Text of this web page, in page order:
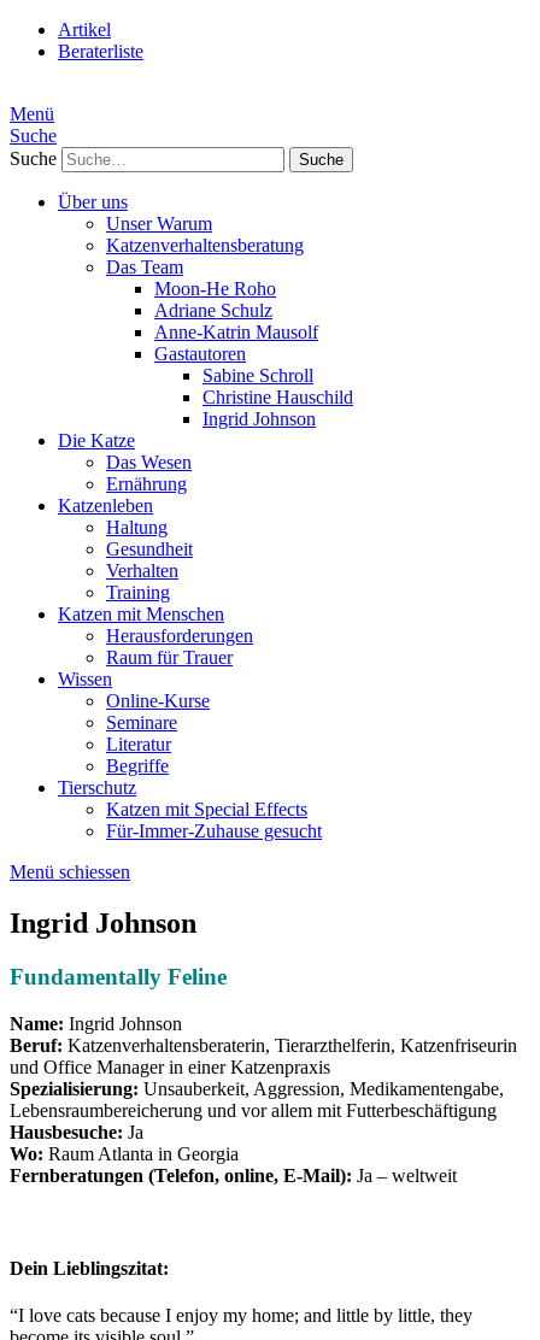
Artikel
Beraterliste
Menü
Suche
Suche
Über uns
Unser Warum
Katzenverhaltensberatung
Das Team
Moon-He Roho
Adriane Schulz
Anne-Katrin Mausolf
Gastautoren
Sabine Schroll
Christine Hauschild
Ingrid Johnson
Die Katze
Das Wesen
Ernährung
Katzenleben
Haltung
Gesundheit
Verhalten
Training
Katzen mit Menschen
Herausforderungen
Raum für Trauer
Wissen
Online-Kurse
Seminare
Literatur
Begriffe
Tierschutz
Katzen mit Special Effects
Für-Immer-Zuhause gesucht
Menü schiessen
Ingrid Johnson
Fundamentally Feline
Name: Ingrid Johnson
Beruf: Katzenverhaltensberaterin, Tierarzthelferin, Katzenfriseurin
und Office Manager in einer Katzenpraxis
Spezialisierung: Unsauberkeit, Aggression, Medikamentengabe,
Lebensraumbereicherung und vor allem mit Futterbeschäftigung
Hausbesuche: Ja
Wo: Raum Atlanta in Georgia
Fernberatungen (Telefon, online, E-Mail): Ja – weltweit
Dein Lieblingszitat:
“I love cats because I enjoy my home; and little by little, they